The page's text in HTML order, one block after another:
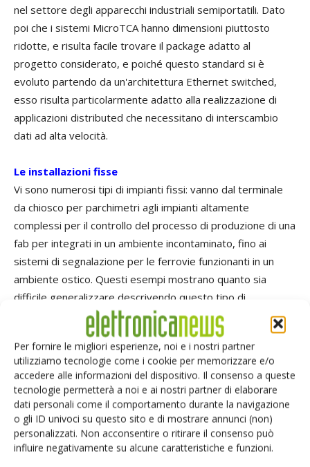
Per fornire le migliori esperienze, noi e i nostri partner
utilizziamo tecnologie come i cookie per memorizzare e/o
accedere alle informazioni del dispositivo. Il consenso a queste
tecnologie permetterà a noi e ai nostri partner di elaborare
dati personali come il comportamento durante la navigazione
o gli ID univoci su questo sito e di mostrare annunci (non)
personalizzati. Non acconsentire o ritirare il consenso può
influire negativamente su alcune caratteristiche e funzioni.
nel settore degli apparecchi industriali semiportatili. Dato
poi che i sistemi MicroTCA hanno dimensioni piuttosto
ridotte, e risulta facile trovare il package adatto al
progetto considerato, e poiché questo standard si è
evoluto partendo da un'architettura Ethernet switched,
esso risulta particolarmente adatto alla realizzazione di
applicazioni distributed che necessitano di interscambio
dati ad alta velocità.
Le installazioni fisse
Vi sono numerosi tipi di impianti fissi: vanno dal terminale
da chiosco per parchimetri agli impianti altamente
complessi per il controllo del processo di produzione di una
fab per integrati in un ambiente incontaminato, fino ai
sistemi di segnalazione per le ferrovie funzionanti in un
ambiente ostico. Questi esempi mostrano quanto sia
difficile generalizzare descrivendo questo tipo di
equipment; vi sono tuttavia alcuni indicatori utili, tra cui la
necessità di utilizzare tipi diversi di processori di controllo.
A volte questa necessità trae origine dall'esistenza di un
gran numero di programmi validi scritti per determinati
processori come il PowerPC, oppure dal bisogno di usare
un determinato sistema operativo embedded per motivi di
sicurezza o di velocità (RTOS). Motivi di sicurezza e ragioni
economiche impongono che i sistemi usati in impianti fissi
siano particolarmente longevi e altamente affidabili. Così ad